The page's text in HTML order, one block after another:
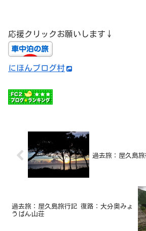
応援クリックお願いします↓
にほんブログ村
過去旅：屋久島
過去旅：屋久島旅行記 復路：大分奥みょ
うばん山荘